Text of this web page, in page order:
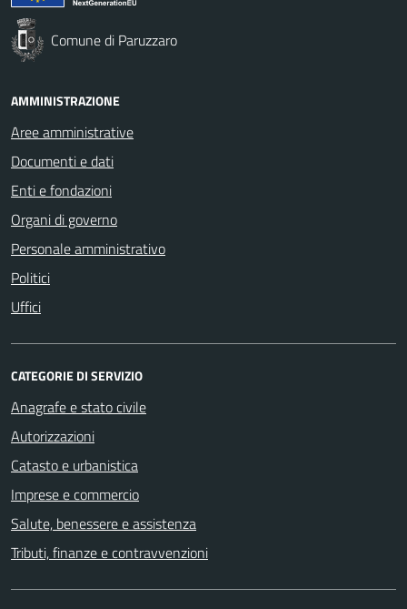
Comune di Paruzzaro
AMMINISTRAZIONE
Aree amministrative
Documenti e dati
Enti e fondazioni
Organi di governo
Personale amministrativo
Politici
Uffici
CATEGORIE DI SERVIZIO
Anagrafe e stato civile
Autorizzazioni
Catasto e urbanistica
Imprese e commercio
Salute, benessere e assistenza
Tributi, finanze e contravvenzioni